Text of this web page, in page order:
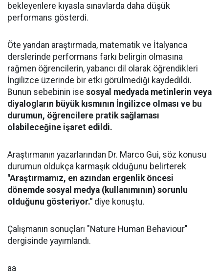
bekleyenlere kıyasla sınavlarda daha düşük
performans gösterdi.
Öte yandan araştırmada, matematik ve İtalyanca
derslerinde performans farkı belirgin olmasına
rağmen öğrencilerin, yabancı dil olarak öğrendikleri
İngilizce üzerinde bir etki görülmediği kaydedildi.
Bunun sebebinin ise sosyal medyada metinlerin veya
diyalogların büyük kısmının İngilizce olması ve bu
durumun, öğrencilere pratik sağlaması
olabileceğine işaret edildi.
Araştırmanın yazarlarından Dr. Marco Gui, söz konusu
durumun oldukça karmaşık olduğunu belirterek
"Araştırmamız, en azından ergenlik öncesi
dönemde sosyal medya (kullanımının) sorunlu
olduğunu gösteriyor." diye konuştu.
Çalışmanın sonuçları "Nature Human Behaviour"
dergisinde yayımlandı.
aa